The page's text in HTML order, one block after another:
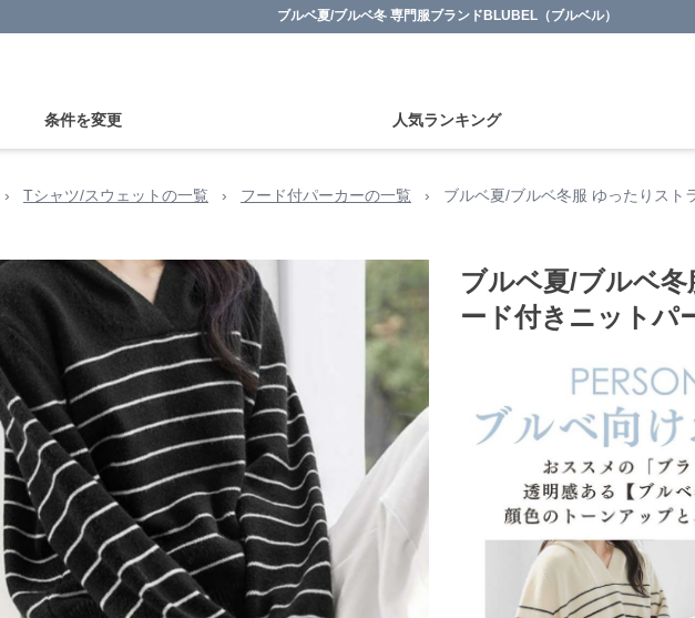
ブルベ夏/ブルベ冬 専門服ブランドBLUBEL（ブルベル）
条件を変更 人気ランキング
› Tシャツ/スウェットの一覧 › フード付パーカーの一覧 › ブルベ夏/ブルベ冬服 ゆったりスト
ブルベ夏/ブルベ
ード付きニットパ